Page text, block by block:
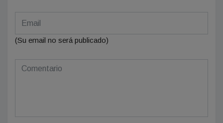
(Su email no será publicado)